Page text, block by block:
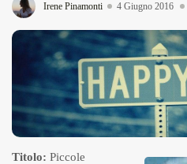
Irene Pinamonti 4 Giugno 2016
Titolo: Piccole